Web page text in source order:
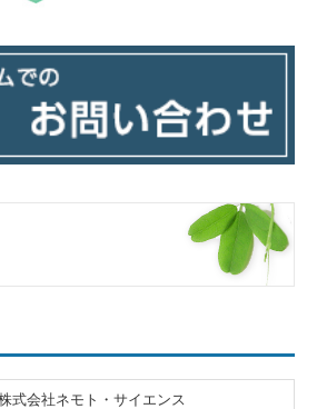
および精製
クス測定
合物を用いた薬物動態試験に関するご
式会社ネモト・サイエンス